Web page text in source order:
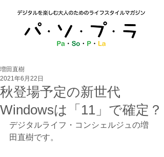
秋登場予定の新世代
Windowsは「11」で確定？
増田直樹
2021年6月22日
デジタルライフ・コンシェルジュの増
田直樹です。